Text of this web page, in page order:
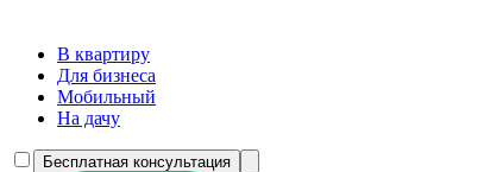
В квартиру
Для бизнеса
Мобильный
На дачу
Бесплатная консультация